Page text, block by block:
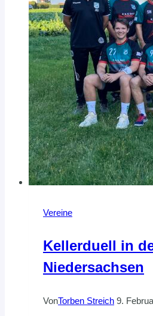
Vereine
Kellerduell in
Niedersachsen
VonTorben Streich 9.